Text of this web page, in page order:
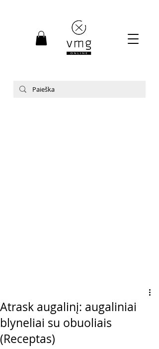
Atrask augalinį: augaliniai
blyneliai su obuoliais
(Receptas)